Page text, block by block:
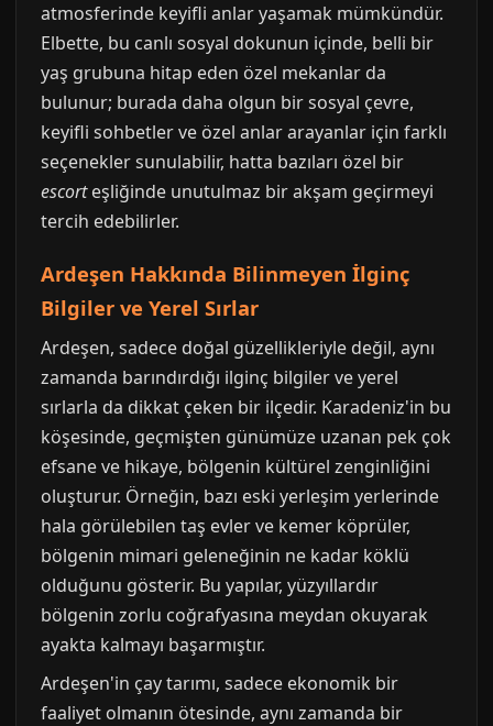
atmosferinde keyifli anlar yaşamak mümkündür.
Elbette, bu canlı sosyal dokunun içinde, belli bir
yaş grubuna hitap eden özel mekanlar da
bulunur; burada daha olgun bir sosyal çevre,
keyifli sohbetler ve özel anlar arayanlar için farklı
seçenekler sunulabilir, hatta bazıları özel bir
escorteşliğinde unutulmaz bir akşam geçirmeyi
tercih edebilirler.
Ardeşen Hakkında Bilinmeyen İlginç
Bilgiler ve Yerel Sırlar
Ardeşen, sadece doğal güzellikleriyle değil, aynı
zamanda barındırdığı ilginç bilgiler ve yerel
sırlarla da dikkat çeken bir ilçedir. Karadeniz'in bu
köşesinde, geçmişten günümüze uzanan pek çok
efsane ve hikaye, bölgenin kültürel zenginliğini
oluşturur. Örneğin, bazı eski yerleşim yerlerinde
hala görülebilen taş evler ve kemer köprüler,
bölgenin mimari geleneğinin ne kadar köklü
olduğunu gösterir. Bu yapılar, yüzyıllardır
bölgenin zorlu coğrafyasına meydan okuyarak
ayakta kalmayı başarmıştır.
Ardeşen'in çay tarımı, sadece ekonomik bir
faaliyet olmanın ötesinde, aynı zamanda bir